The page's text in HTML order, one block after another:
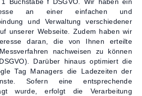
an einer einfachen und
und Verwaltung verschiedener
unserer Webseite. Zudem haben wir
daran, die von Ihnen erteilte
nachweisen zu können
Darüber hinaus optimiert die
Tag Managers die Ladezeiten der
Sofern eine entsprechende
wurde, erfolgt die Verarbeitung